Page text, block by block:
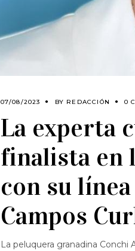
07/08/2023 BY REDACCIÓN 0
La experta
finalista en
con su
Campos
La peluquera granadina Conchi